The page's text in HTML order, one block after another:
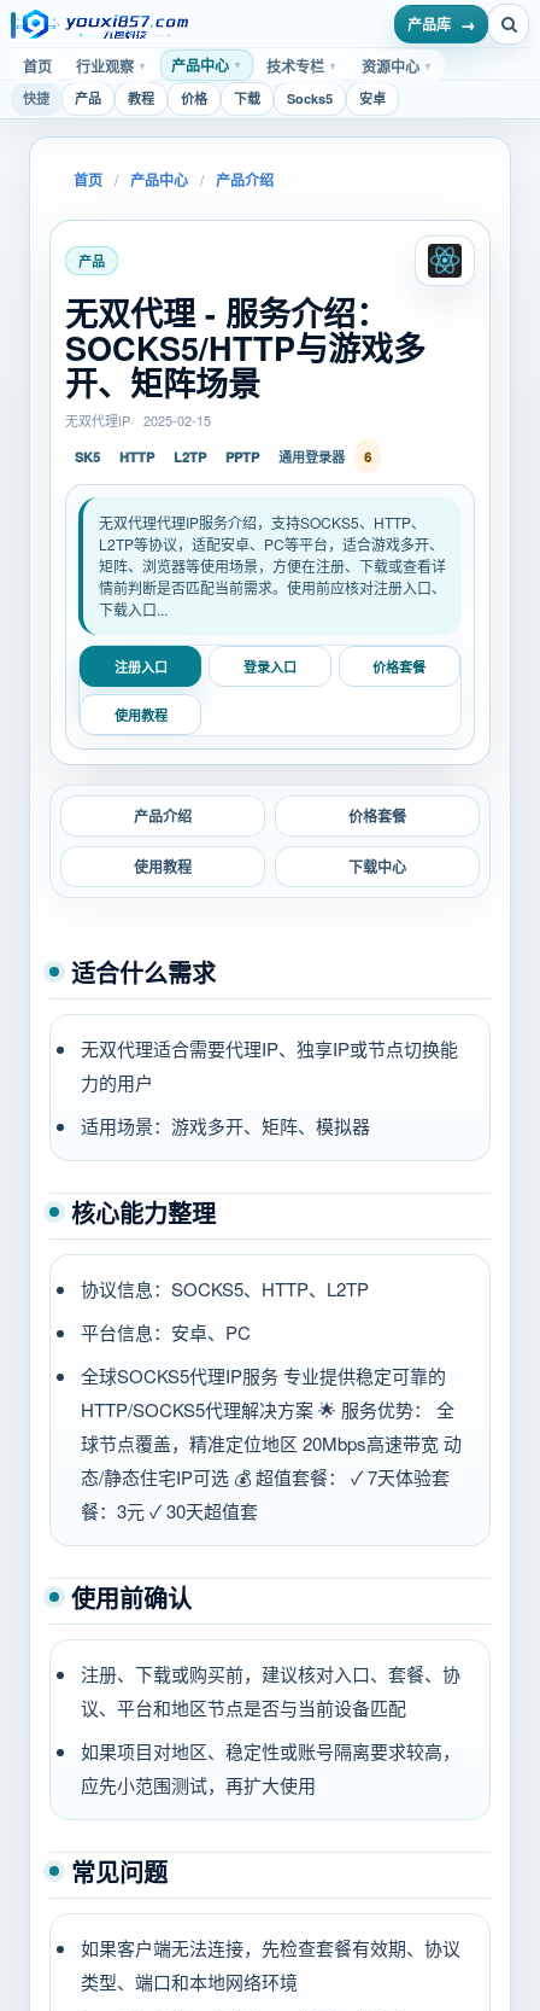
首页 行业观察 ▼ 产品中心 ▼ 技术专栏 ▼ 资源中心 ▼
产品库
快捷 产品 教程 价格 下载 Socks5 安卓
首页 / 产品中心 / 产品介绍
产品
无双代理 - 服务介绍：
SOCKS5/HTTP与游戏多
开、矩阵场景
无双代理IP 2025-02-15
SK5 HTTP L2TP PPTP 通用登录器 6
无双代理代理IP服务介绍，支持SOCKS5、HTTP、
L2TP等协议，适配安卓、PC等平台，适合游戏多开、
矩阵、浏览器等使用场景，方便在注册、下载或查看详
情前判断是否匹配当前需求。使用前应核对注册入口、
下载入口...
注册入口 登录入口 价格套餐
使用教程
产品介绍 价格套餐
使用教程 下载中心
适合什么需求
无双代理适合需要代理IP、独享IP或节点切换能
力的用户
适用场景：游戏多开、矩阵、模拟器
核心能力整理
协议信息：SOCKS5、HTTP、L2TP
平台信息：安卓、PC
全球SOCKS5代理IP服务 专业提供稳定可靠的
HTTP/SOCKS5代理解决方案 🌟 服务优势： 全
球节点覆盖，精准定位地区 20Mbps高速带宽 动
态/静态住宅IP可选 💰 超值套餐： ✓ 7天体验套
餐：3元 ✓ 30天超值套
使用前确认
注册、下载或购买前，建议核对入口、套餐、协
议、平台和地区节点是否与当前设备匹配
如果项目对地区、稳定性或账号隔离要求较高，
应先小范围测试，再扩大使用
常见问题
如果客户端无法连接，先检查套餐有效期、协议
类型、端口和本地网络环境